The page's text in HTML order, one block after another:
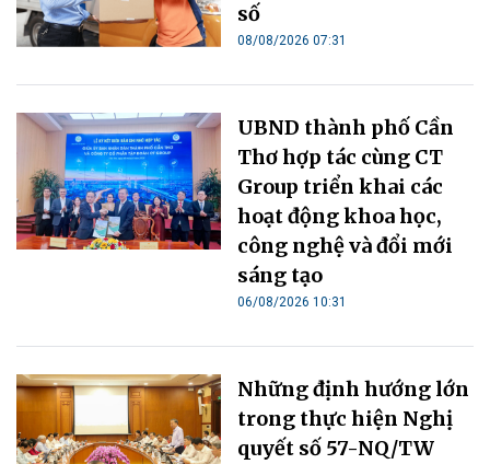
số
08/08/2026 07:31
UBND thành phố Cần
Thơ hợp tác cùng CT
Group triển khai các
hoạt động khoa học,
công nghệ và đổi mới
sáng tạo
06/08/2026 10:31
Những định hướng lớn
trong thực hiện Nghị
quyết số 57-NQ/TW